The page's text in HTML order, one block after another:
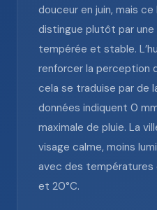
douceur en juin, mais
distingue plutôt par une
tempérée et stable.
renforcer la perception
cela se traduise par de
données indiquent 0
maximale de pluie. La
visage calme, moins
avec des températures
et 20°C.